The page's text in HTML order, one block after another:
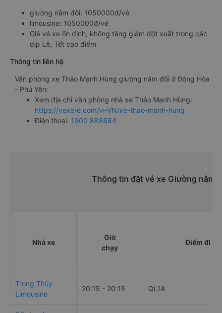
giường nằm đôi: 1050000đ/vé
limousine: 1050000đ/vé
Giá vé xe ổn định, không tăng giảm đột xuất trong các
dịp Lễ, Tết cao điểm
Thông tin liên hệ
Văn phòng xe Thảo Mạnh Hùng giường nằm đôi ở Đông Hòa
- Phú Yên:
Xem địa chỉ văn phòng nhà xe Thảo Mạnh Hùng:
https://vexere.com/vi-VN/xe-thao-manh-hung
Điện thoại: 1900 888684
Thông tin đặt vé xe Giường nằm
Nhà xe
Giờ
chạy
Điểm đi
Trọng Thủy
Limousine
20:15 - 20:15 QL1A